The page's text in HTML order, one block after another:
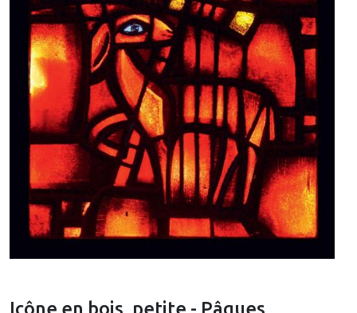
Icône en bois, petite - Pâques